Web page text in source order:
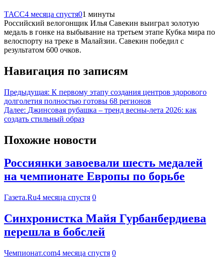
ТАСС4 месяца спустя01 минуты
Российский велогонщик Илья Савекин выиграл золотую
медаль в гонке на выбывание на третьем этапе Кубка мира по
велоспорту на треке в Малайзии. Савекин победил с
результатом 600 очков.
Навигация по записям
Предыдущая: К первому этапу создания центров здорового
долголетия полностью готовы 68 регионов
Далее: Джинсовая рубашка – тренд весны-лета 2026: как
создать стильный образ
Похожие новости
Россиянки завоевали шесть медалей
на чемпионате Европы по борьбе
Газета.Ru4 месяца спустя 0
Синхронистка Майя Гурбанбердиева
перешла в бобслей
Чемпионат.com4 месяца спустя 0